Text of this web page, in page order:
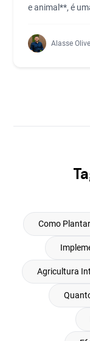
e animal**, é
Alasse
Como
Agricultura